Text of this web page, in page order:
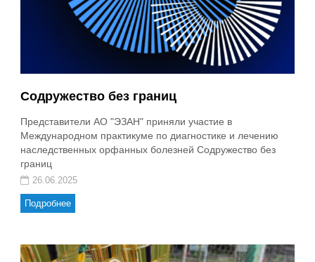
Содружество без границ
Представители АО "ЭЗАН" приняли участие в
Международном практикуме по диагностике и лечению
наследственных орфанных болезней Содружество без
границ
26.06.2025
Подробнее